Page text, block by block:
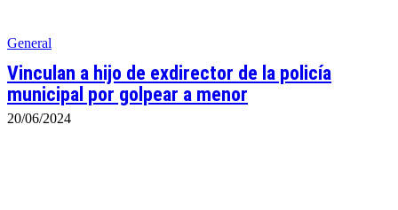
General
Vinculan a hijo de exdirector de la policía
municipal por golpear a menor
20/06/2024